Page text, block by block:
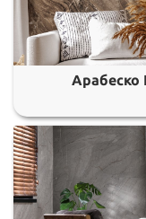
Арабеско